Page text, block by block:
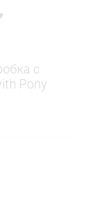
с
Pony